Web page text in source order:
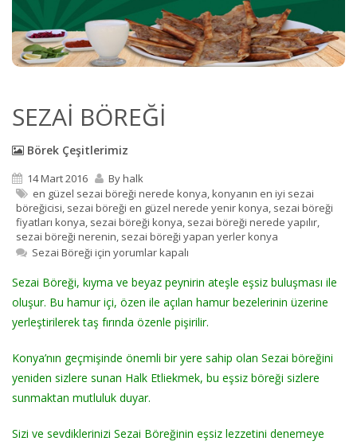
SEZAI BÖREĞI
Börek Çeşitlerimiz
14 Mart 2016 Byhalk
en güzel sezai böreği nerede konya,konyanın en iyi sezai
böreğicisi, sezai böreği en güzel nerede yenir konya, sezai böreği
fiyatları konya, sezai böreği konya, sezai böreği nerede yapılır,
sezai böreği nerenin, sezai böreği yapan yerler konya
Sezai Böreği için yorumlar kapalı
Sezai Böreği, kıyma ve beyaz peynirin ateşle eşsiz buluşması ile
oluşur. Bu hamur içi, özen ile açılan hamur bezelerinin üzerine
yerleştirilerek taş fırında özenle pişirilir.
Konya’nın geçmişinde önemli bir yere sahip olan Sezai böreğini
yeniden sizlere sunan Halk Etliekmek, bu eşsiz böreği sizlere
sunmaktan mutluluk duyar.
Sizi ve sevdiklerinizi Sezai Böreğinin eşsiz lezzetini denemeye